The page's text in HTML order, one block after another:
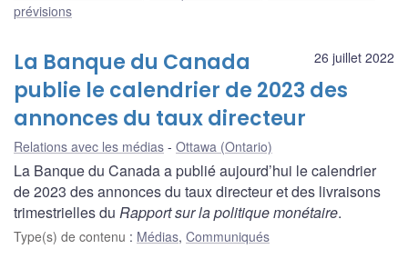
prévisions
26 juillet 2022
La Banque du Canada
publie le calendrier de 2023 des
annonces du taux directeur
Relations avec les médias Ottawa (Ontario)
La Banque du Canada a publié aujourd’hui le calendrier
de 2023 des annonces du taux directeur et des livraisons
trimestrielles du Rapport sur la politique monétaire.
Type(s) de contenu : Médias, Communiqués